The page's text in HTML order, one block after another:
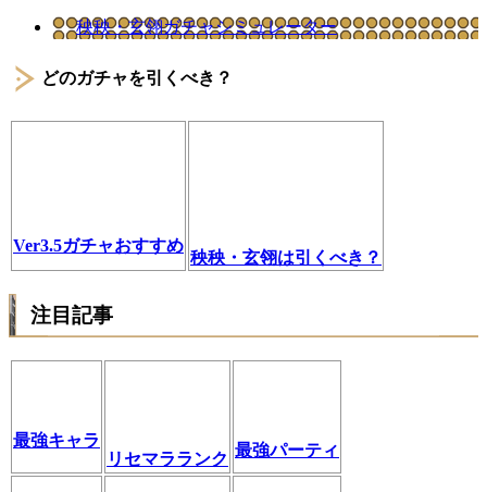
秧秧・玄翎ガチャシミュレーター
どのガチャを引くべき？
Ver3.5ガチャおすすめ
秧秧・玄翎は引くべき？
注目記事
最強キャラ
リセマラランク 最強パーティ